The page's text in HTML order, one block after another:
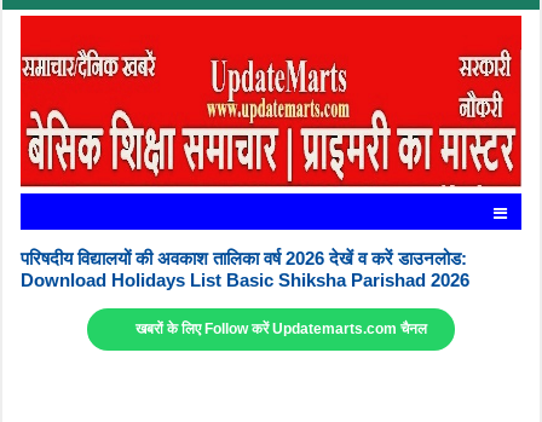
परिषदीय विद्यालयों की अवकाश तालिका वर्ष 2026 देखें व करें डाउनलोड:
Download Holidays List Basic Shiksha Parishad 2026
खबरों के लिए Follow करें Updatemarts.com चैनल